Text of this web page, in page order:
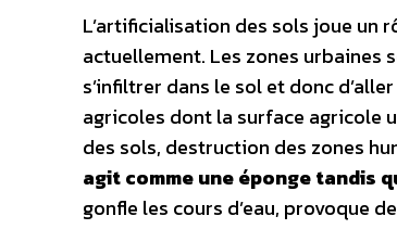
L’artificialisation des sols joue un
actuellement. Les zones urbaines
s’infiltrer dans le sol et donc
agricoles dont la surface agricole
des sols, destruction des zones
agit comme une éponge tandis
gonfle les cours d’eau, provoque